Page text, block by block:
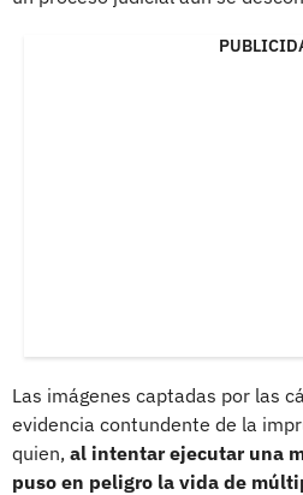
Las imágenes captadas por las
evidencia contundente de la
quien, al intentar ejecutar una
puso en peligro la vida de